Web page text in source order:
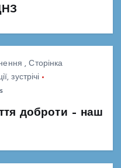
,Сторінка
зустрічі
доброти – наш